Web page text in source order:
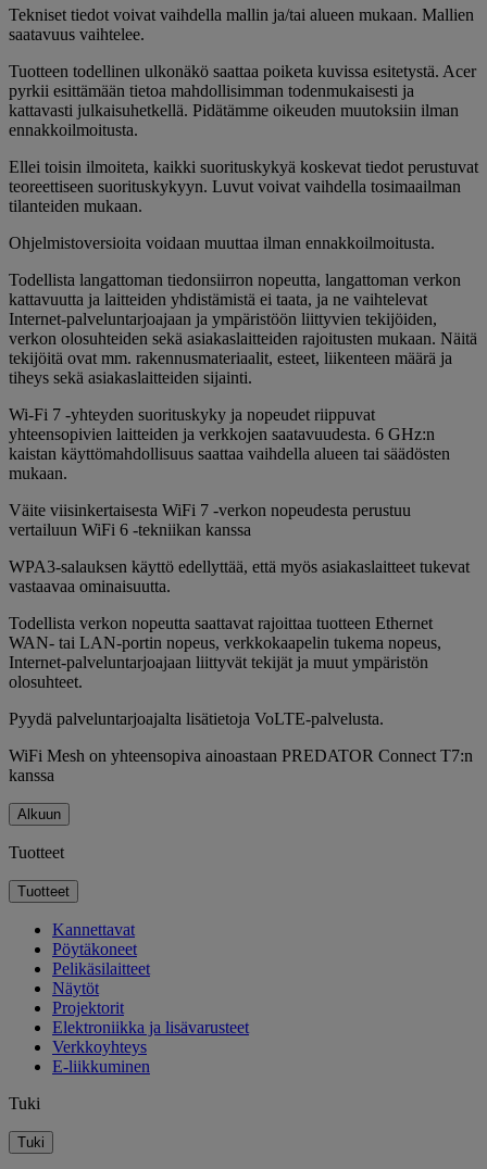
Tekniset tiedot voivat vaihdella mallin ja/tai alueen mukaan. Mallien
saatavuus vaihtelee.
Tuotteen todellinen ulkonäkö saattaa poiketa kuvissa esitetystä. Acer
pyrkii esittämään tietoa mahdollisimman todenmukaisesti ja
kattavasti julkaisuhetkellä. Pidätämme oikeuden muutoksiin ilman
ennakkoilmoitusta.
Ellei toisin ilmoiteta, kaikki suorituskykyä koskevat tiedot perustuvat
teoreettiseen suorituskykyyn. Luvut voivat vaihdella tosimaailman
tilanteiden mukaan.
Ohjelmistoversioita voidaan muuttaa ilman ennakkoilmoitusta.
Todellista langattoman tiedonsiirron nopeutta, langattoman verkon
kattavuutta ja laitteiden yhdistämistä ei taata, ja ne vaihtelevat
Internet-palveluntarjoajaan ja ympäristöön liittyvien tekijöiden,
verkon olosuhteiden sekä asiakaslaitteiden rajoitusten mukaan. Näitä
tekijöitä ovat mm. rakennusmateriaalit, esteet, liikenteen määrä ja
tiheys sekä asiakaslaitteiden sijainti.
Wi-Fi 7 -yhteyden suorituskyky ja nopeudet riippuvat
yhteensopivien laitteiden ja verkkojen saatavuudesta. 6 GHz:n
kaistan käyttömahdollisuus saattaa vaihdella alueen tai säädösten
mukaan.
Väite viisinkertaisesta WiFi 7 -verkon nopeudesta perustuu
vertailuun WiFi 6 -tekniikan kanssa
WPA3-salauksen käyttö edellyttää, että myös asiakaslaitteet tukevat
vastaavaa ominaisuutta.
Todellista verkon nopeutta saattavat rajoittaa tuotteen Ethernet
WAN- tai LAN-portin nopeus, verkkokaapelin tukema nopeus,
Internet-palveluntarjoajaan liittyvät tekijät ja muut ympäristön
olosuhteet.
Pyydä palveluntarjoajalta lisätietoja VoLTE-palvelusta.
WiFi Mesh on yhteensopiva ainoastaan PREDATOR Connect T7:n
kanssa
Alkuun
Tuotteet
Tuotteet
Kannettavat
Pöytäkoneet
Pelikäsilaitteet
Näytöt
Projektorit
Elektroniikka ja lisävarusteet
Verkkoyhteys
E-liikkuminen
Tuki
Tuki